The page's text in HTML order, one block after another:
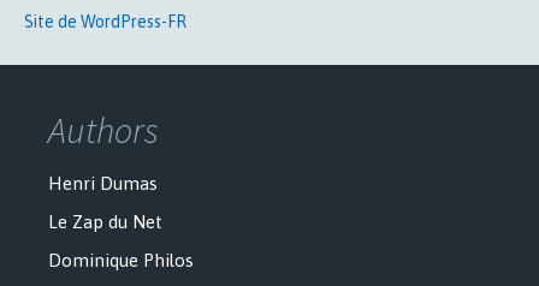
Site de WordPress-FR
Authors
Henri Dumas
Le Zap du Net
Dominique Philos